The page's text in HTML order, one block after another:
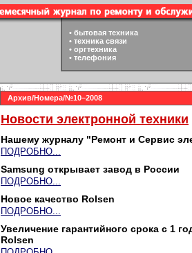
• бытовая техника
• техника связи
• оргтехника
• телефония
Архив/Номера/№10–2008
Новости электронной техники
Нашему журналу "Ремонт и Сервис
ПОДРОБНО...
Samsung открывает завод в России
ПОДРОБНО...
Новое качество Rolsen
ПОДРОБНО...
Увеличение гарантийного срока с 1
Rolsen